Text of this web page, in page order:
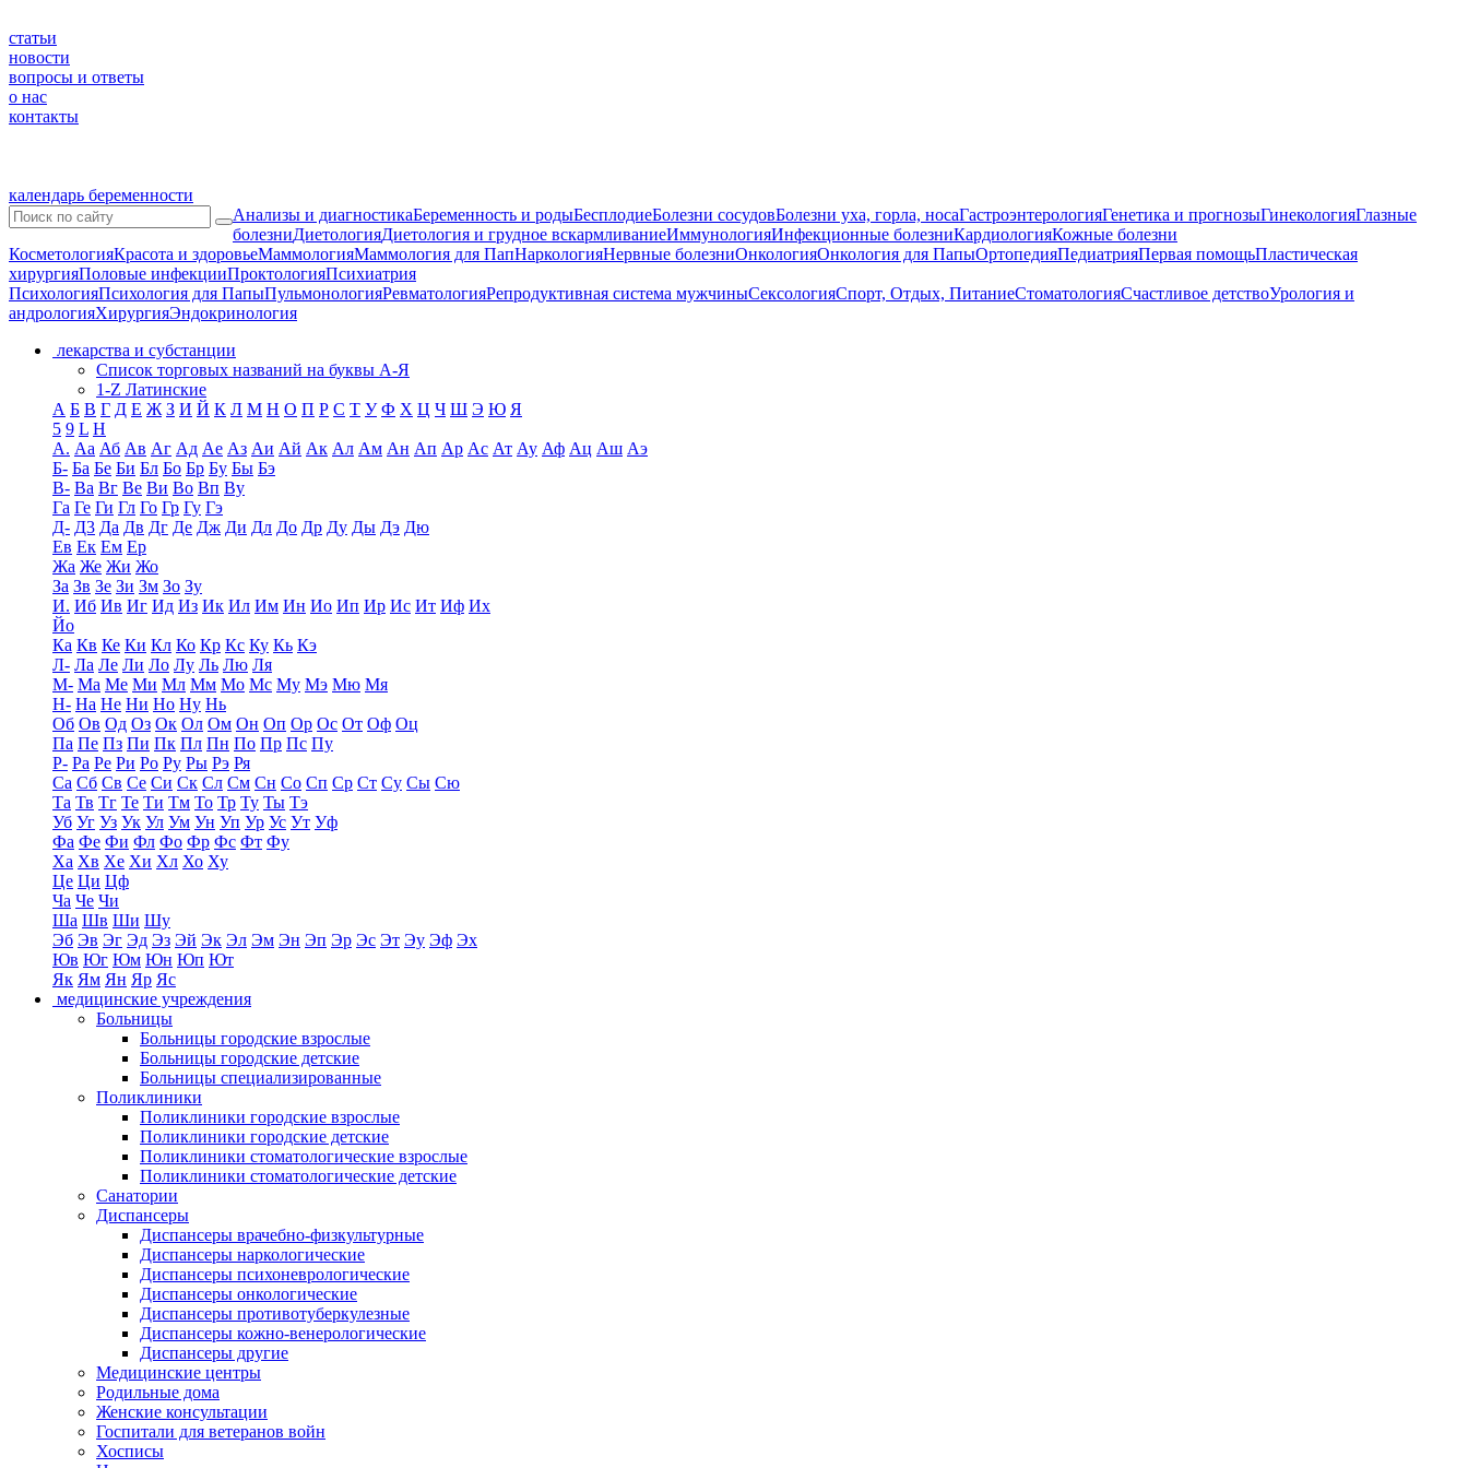
статьи
новости
вопросы и ответы
о нас
контакты
календарь беременности
Анализы и диагностикаБеременность и родыБесплодиеБолезни сосудовБолезни уха, горла, носаГастроэнтерологияГенетика и прогнозыГинекологияГлазные
болезниДиетологияДиетология и грудное вскармливаниеИммунологияИнфекционные болезниКардиологияКожные болезни
КосметологияКрасота и здоровьеМаммологияМаммология для ПапНаркологияНервные болезниОнкологияОнкология для ПапыОртопедияПедиатрияПервая помощьПластическая
хирургияПоловые инфекцииПроктологияПсихиатрия
ПсихологияПсихология для ПапыПульмонологияРевматологияРепродуктивная система мужчиныСексологияСпорт, Отдых, ПитаниеСтоматологияСчастливое детствоУрология и
андрологияХирургияЭндокринология
лекарства и субстанции
Список торговых названий на буквы А-Я
1-Z Латинские
А Б В Г Д Е Ж З И Й К Л М Н О П Р С Т У Ф Х Ц Ч Ш Э Ю Я
5 9 L H
А. Аа Аб Ав Аг Ад Ае Аз Аи Ай Ак Ал Ам Ан Ап Ар Ас Ат Ау Аф Ац Аш Аэ
Б- Ба Бе Би Бл Бо Бр Бу Бы Бэ
В- Ва Вг Ве Ви Во Вп Ву
Га Ге Ги Гл Го Гр Гу Гэ
Д- Д3 Да Дв Дг Де Дж Ди Дл До Др Ду Ды Дэ Дю
Ев Ек Ем Ер
Жа Же Жи Жо
За Зв Зе Зи Зм Зо Зу
И. Иб Ив Иг Ид Из Ик Ил Им Ин Ио Ип Ир Ис Ит Иф Их
Йо
Ка Кв Ке Ки Кл Ко Кр Кс Ку Кь Кэ
Л- Ла Ле Ли Ло Лу Ль Лю Ля
М- Ма Ме Ми Мл Мм Мо Мс Му Мэ Мю Мя
Н- На Не Ни Но Ну Нь
Об Ов Од Оз Ок Ол Ом Он Оп Ор Ос От Оф Оц
Па Пе Пз Пи Пк Пл Пн По Пр Пс Пу
Р- Ра Ре Ри Ро Ру Ры Рэ Ря
Са Сб Св Се Си Ск Сл См Сн Со Сп Ср Ст Су Сы Сю
Та Тв Тг Те Ти Тм То Тр Ту Ты Тэ
Уб Уг Уз Ук Ул Ум Ун Уп Ур Ус Ут Уф
Фа Фе Фи Фл Фо Фр Фс Фт Фу
Ха Хв Хе Хи Хл Хо Ху
Це Ци Цф
Ча Че Чи
Ша Шв Ши Шу
Эб Эв Эг Эд Эз Эй Эк Эл Эм Эн Эп Эр Эс Эт Эу Эф Эх
Юв Юг Юм Юн Юп Ют
Як Ям Ян Яр Яс
медицинские учреждения
Больницы
Больницы городские взрослые
Больницы городские детские
Больницы специализированные
Поликлиники
Поликлиники городские взрослые
Поликлиники городские детские
Поликлиники стоматологические взрослые
Поликлиники стоматологические детские
Санатории
Диспансеры
Диспансеры врачебно-физкультурные
Диспансеры наркологические
Диспансеры психоневрологические
Диспансеры онкологические
Диспансеры противотуберкулезные
Диспансеры кожно-венерологические
Диспансеры другие
Медицинские центры
Родильные дома
Женские консультации
Госпитали для ветеранов войн
Хосписы